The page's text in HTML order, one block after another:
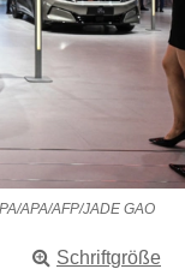
APA/AFP/JADE GAO
Schriftgröße